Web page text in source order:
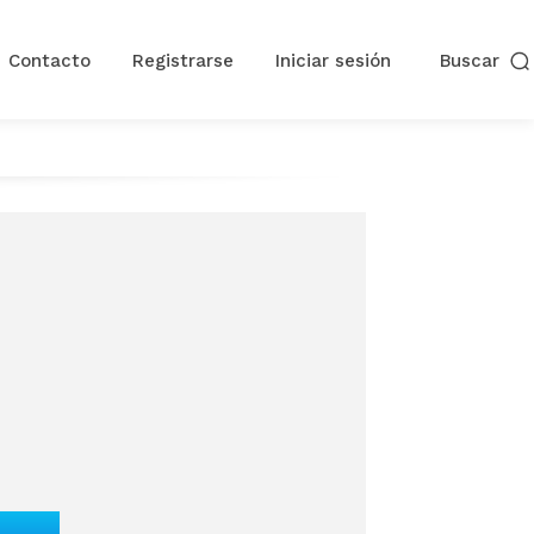
Contacto Registrarse Iniciar sesión Buscar